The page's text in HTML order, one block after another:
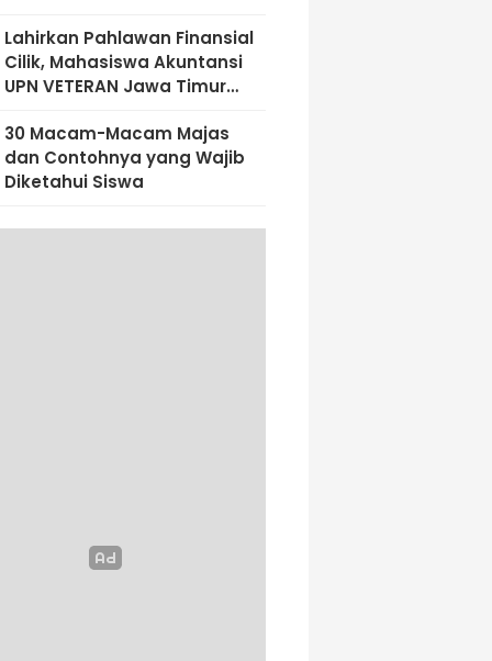
Lahirkan Pahlawan Finansial
Cilik, Mahasiswa Akuntansi
UPN VETERAN Jawa Timur
Dengan Literasi Keuangan
Sejak Dini
30 Macam-Macam Majas
dan Contohnya yang Wajib
Diketahui Siswa